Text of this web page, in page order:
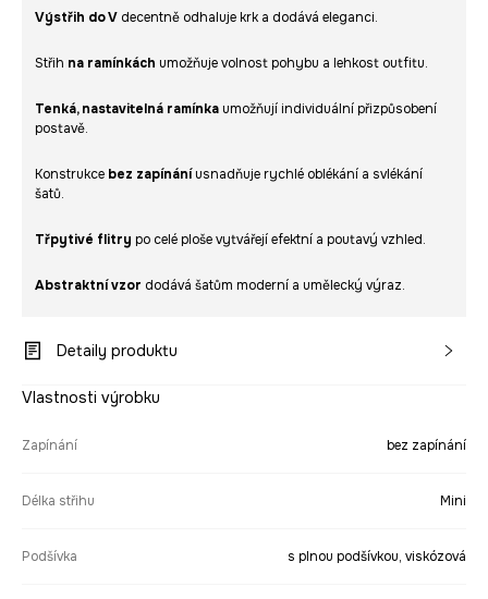
Výstřih do V decentně odhaluje krk a dodává eleganci.
Střih na ramínkách umožňuje volnost pohybu a lehkost outfitu.
Tenká, nastavitelná ramínka umožňují individuální přizpůsobení
postavě.
Konstrukce bez zapínáníusnadňuje rychlé oblékání a svlékání
šatů.
Třpytivé flitry po celé ploše vytvářejí efektní a poutavý vzhled.
Abstraktní vzor dodává šatům moderní a umělecký výraz.
Detaily produktu
Vlastnosti výrobku
Zapínání bez zapínání
Délka střihu Mini
Podšívka s plnou podšívkou, viskózová